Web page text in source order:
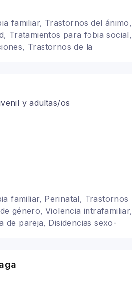
familiar, Trastornos del ánimo,
Tratamientos para fobia social,
Trastornos de la
y adultas/os
familiar, Perinatal, Trastornos
género, Violencia intrafamiliar,
de pareja, Disidencias sexo-